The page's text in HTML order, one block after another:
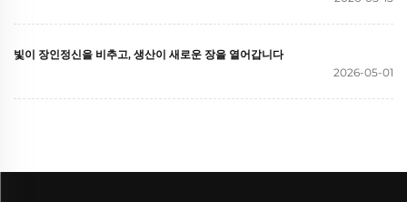
빛이 장인정신을 비추고, 생산이 새로운 장을 열어갑니다
2026-05-01